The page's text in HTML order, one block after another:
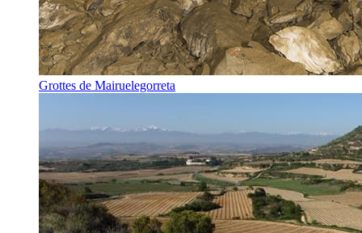
Grottes de Mairuelegorreta